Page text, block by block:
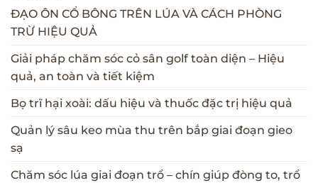
ĐẠO ÔN CỔ BÔNG TRÊN LÚA VÀ CÁCH PHÒNG
TRỪ HIỆU QUẢ
Giải pháp chăm sóc cỏ sân golf toàn diện – Hiệu
quả, an toàn và tiết kiệm
Bọ trĩ hại xoài: dấu hiệu và thuốc đặc trị hiệu quả
Quản lý sâu keo mùa thu trên bắp giai đoạn gieo
sạ
Chăm sóc lúa giai đoạn trổ – chín giúp đòng to, trổ